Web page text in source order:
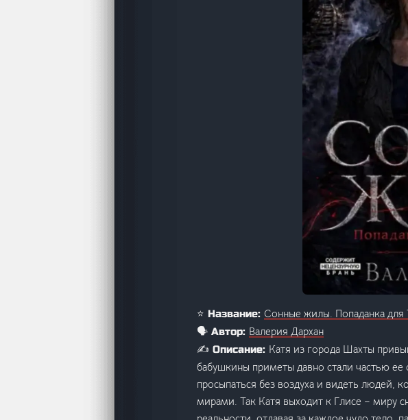
⭐ Название: Сонные жилы. Попаданка для
🗣️ Автор: Валерия Дархан
✍️ Описание: Катя из города Шахты
бабушкины приметы давно стали частью
просыпаться без воздуха и видеть людей,
мирами. Так Катя выходит к Глисе – миру